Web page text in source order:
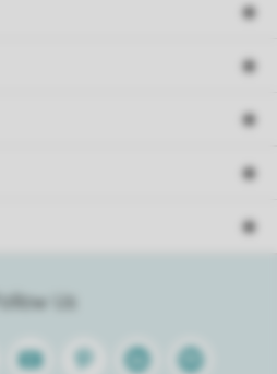
Follow Us
Youtube PinterestLinkedinSpotify